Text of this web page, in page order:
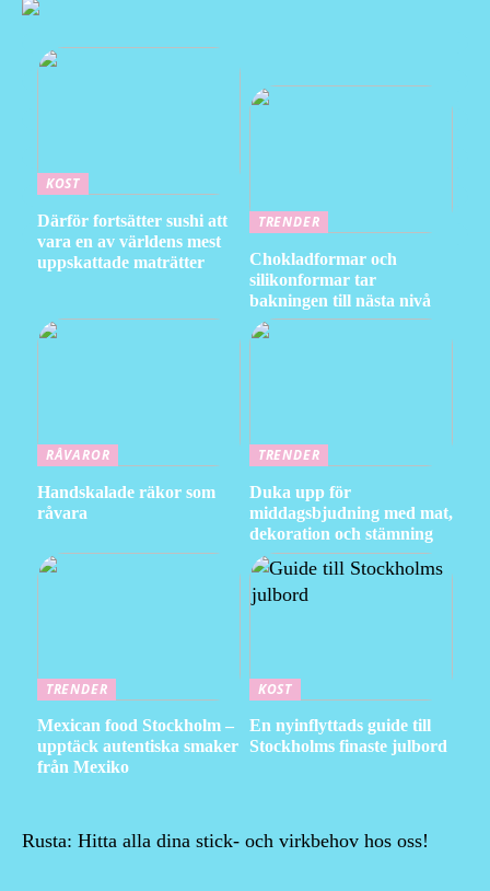
KOST
Därför fortsätter sushi att
vara en av världens mest
uppskattade maträtter
TRENDER
Chokladformar och
silikonformar tar
bakningen till nästa nivå
RÅVAROR
Handskalade räkor som
råvara
TRENDER
Duka upp för
middagsbjudning med mat,
dekoration och stämning
TRENDER
Mexican food Stockholm –
upptäck autentiska smaker
från Mexiko
KOST
En nyinflyttads guide till
Stockholms finaste julbord
Rusta: Hitta alla dina stick- och virkbehov hos oss!